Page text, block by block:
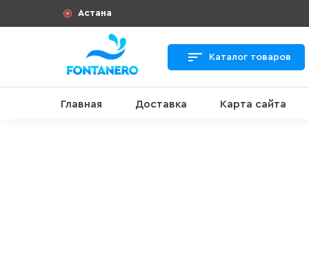
Астана
Каталог товаров
Главная Доставка Карта сайта